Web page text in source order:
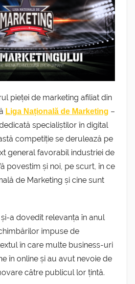
pieței de marketing afiliat din
Liga Națională de Marketing –
specialiștilor în digital
competiție se derulează pe
general favorabil industriei de
povestim și noi, pe scurt, în ce
de Marketing și cine sunt
a dovedit relevanța în anul
impuse de
în care multe business-uri
în online și au avut nevoie de
către publicul lor țintă.